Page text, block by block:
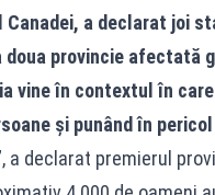
a declarat joi
provincie afectată
vine în contextul în
și punând în
declarat premierul